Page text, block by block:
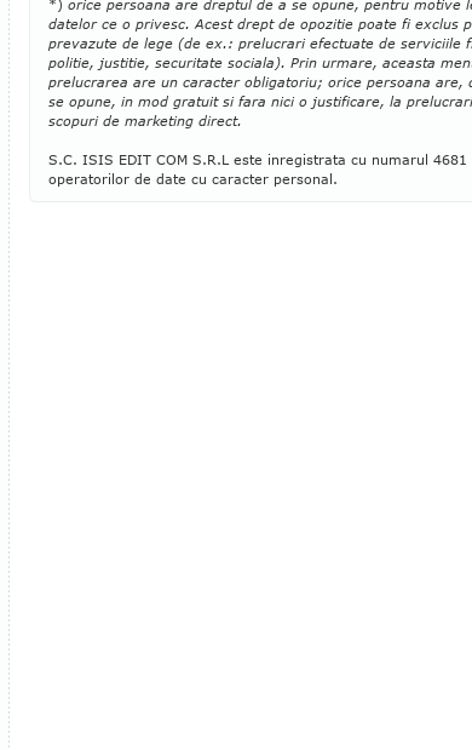
*) orice persoana are dreptul de a se opune, pentru motive
datelor ce o privesc. Acest drept de opozitie poate fi exclus
prevazute de lege (de ex.: prelucrari efectuate de serviciile
politie, justitie, securitate sociala). Prin urmare, aceasta
prelucrarea are un caracter obligatoriu; orice persoana are,
se opune, in mod gratuit si fara nici o justificare, la
scopuri de marketing direct.
S.C. ISIS EDIT COM S.R.L este inregistrata cu numarul
operatorilor de date cu caracter personal.